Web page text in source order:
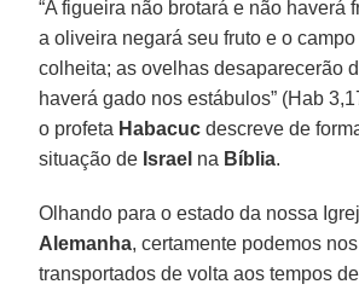
“A figueira não brotará e não haverá
a oliveira negará seu fruto e o
colheita; as ovelhas desaparecerão
haverá gado nos estábulos” (Hab
o profeta Habacuc descreve de
situação de Israel na Bíblia.
Olhando para o estado da nossa
Alemanha, certamente podemos
transportados de volta aos tempos de